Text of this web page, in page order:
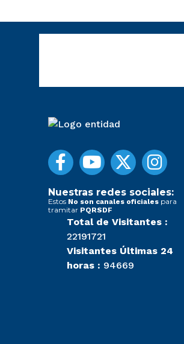
Nuestras redes sociales:
Estos No son canales oficiales para
tramitar PQRSDF
Total de Visitantes :
22191721
Visitantes Últimas 24
horas : 94669